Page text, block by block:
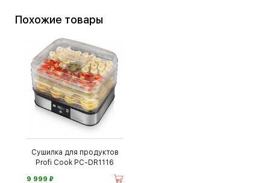
Похожие товары
Сушилка для продуктов
Profi Cook PC-DR1116
9 999 ⃏